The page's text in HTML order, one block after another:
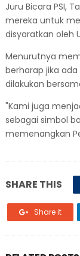
Juru Bicara PSI,
mereka untuk
disyaratkan oleh
Menurutnya
berharap jika
dilakukan
"Kami juga
sebagai simbol
memenangkan
SHARE THIS
Share it